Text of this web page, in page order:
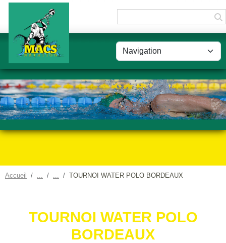
Accueil TOURNOI WATER POLO BORDEAUX
TOURNOI WATER POLO
BORDEAUX